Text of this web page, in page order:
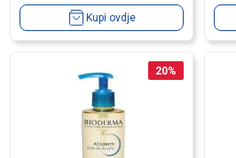
Kupi ovdje
20%